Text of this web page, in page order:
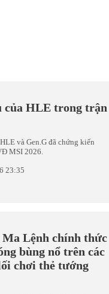
của HLE trong trận
và Gen.G đã chứng kiến
MSI 2026.
23:35
Lệnh chính thức
bùng nổ trên các
chơi thẻ tướng